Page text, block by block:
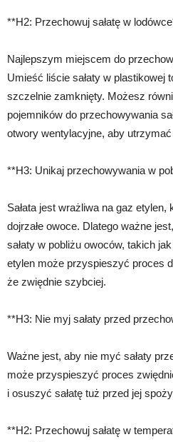
**H2: Przechowuj sałatę w
Najlepszym miejscem do
Umieść liście sałaty w plastikowej
szczelnie zamknięty. Możesz
pojemników do przechowywania
otwory wentylacyjne, aby
**H3: Unikaj przechowywania w
Sałata jest wrażliwa na gaz
dojrzałe owoce. Dlatego ważne
sałaty w pobliżu owoców, takich
etylen może przyspieszyć proces
że zwiędnie szybciej.
**H3: Nie myj sałaty przed
Ważne jest, aby nie myć sałaty
może przyspieszyć proces
i osuszyć sałatę tuż przed jej
**H2: Przechowuj sałatę w